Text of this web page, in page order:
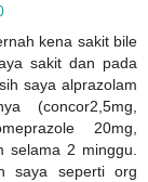
kena sakit bile
sakit dan pada
saya alprazolam
(concor2,5mg,
20mg,
selama 2 minggu.
saya seperti org